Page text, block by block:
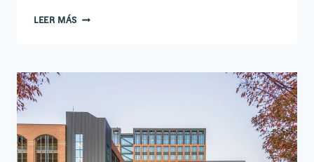
LEER MÁS 1111 CALLE FANNIN